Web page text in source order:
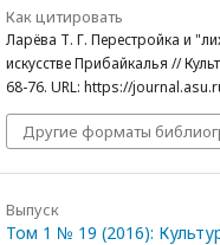
Как цитировать
Ларёва Т. Г. Перестройка и
искусстве Прибайкалья //
68-76. URL: https://
Другие форматы
Выпуск
Том 1 № 19 (2016):